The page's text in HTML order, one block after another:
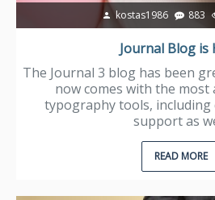
kostas1986 883
Journal Blog is
The Journal 3 blog has been
now comes with the most
typography tools, including
support as
READ MORE